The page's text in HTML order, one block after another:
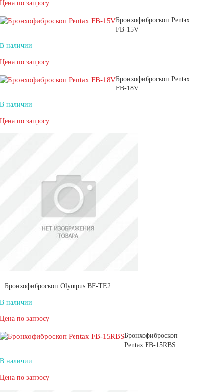
Цена по запросу
Бронхофиброскоп Pentax
FB-15V
В наличии
Цена по запросу
Бронхофиброскоп Pentax
FB-18V
В наличии
Цена по запросу
Бронхофиброскоп Olympus BF-TE2
В наличии
Цена по запросу
Бронхофиброскоп
Pentax FB-15RBS
В наличии
Цена по запросу